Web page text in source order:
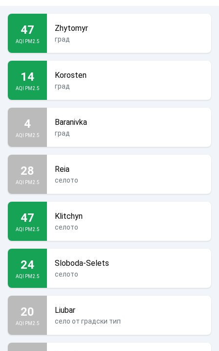
47
AQI PM2.5
Zhytomyr
град
14
AQI PM2.5
Korosten
град
4
AQI PM2.5
Baranivka
град
28
AQI PM2.5
Reia
селото
47
AQI PM2.5
Klitchyn
селото
24
AQI PM2.5
Sloboda-Selets
селото
20
AQI PM2.5
Liubar
село от градски тип